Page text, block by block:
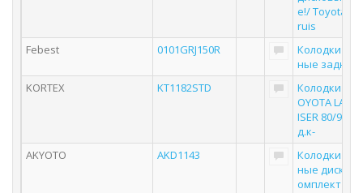
е!/ Toyota
ruis
Febest
0101GRJ150R
Колодки
ные задние
KORTEX
KT1182STD
Колодки
OYOTA LAND
ISER 80/90/
д.к-
AKYOTO
AKD1143
Колодки
ные
омплект 4